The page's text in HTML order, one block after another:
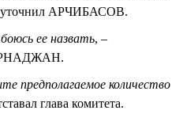
АРЧИБАСОВ.
ее назвать, –
предполагаемое количество
глава комитета.